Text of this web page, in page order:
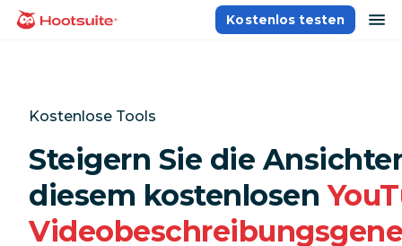
Direkt
zumHomepage
Kostenlos testen
Kostenlose Tools
Steigern Sie die
diesem kostenlosen